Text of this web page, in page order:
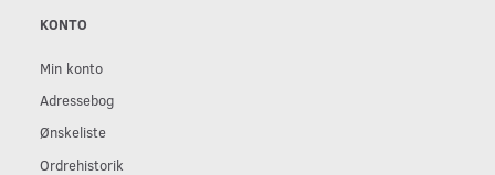
KONTO
Min konto
Adressebog
Ønskeliste
Ordrehistorik